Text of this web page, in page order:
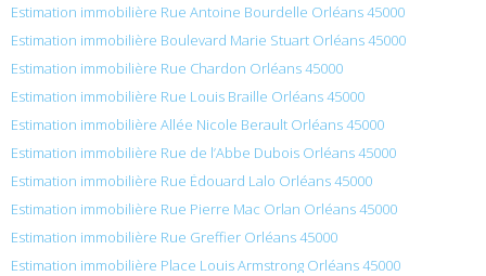
Estimation immobilière Rue Antoine Bourdelle Orléans 45000
Estimation immobilière Boulevard Marie Stuart Orléans 45000
Estimation immobilière Rue Chardon Orléans 45000
Estimation immobilière Rue Louis Braille Orléans 45000
Estimation immobilière Allée Nicole Berault Orléans 45000
Estimation immobilière Rue de l’Abbe Dubois Orléans 45000
Estimation immobilière Rue Édouard Lalo Orléans 45000
Estimation immobilière Rue Pierre Mac Orlan Orléans 45000
Estimation immobilière Rue Greffier Orléans 45000
Estimation immobilière Place Louis Armstrong Orléans 45000